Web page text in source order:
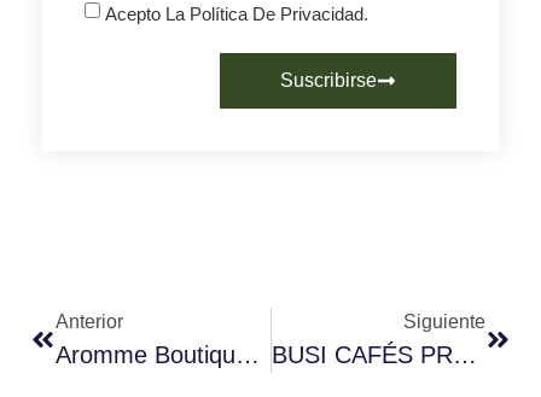
Acepto La Política De Privacidad.
Suscribirse
Anterior
Aromme Boutique Du Café Comienza Se Expande En Madrid
Siguiente
BUSI CAFÉS PRESENTA UNA NUEVA IDENTIDAD